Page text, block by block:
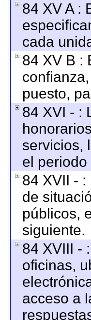
84 XV A :
cada
84 XV B :
puesto,
84 XVI - :
servicios,
el periodo
84 XVII -
de
públicos,
siguiente.
84 XVIII -
oficinas,
acceso a